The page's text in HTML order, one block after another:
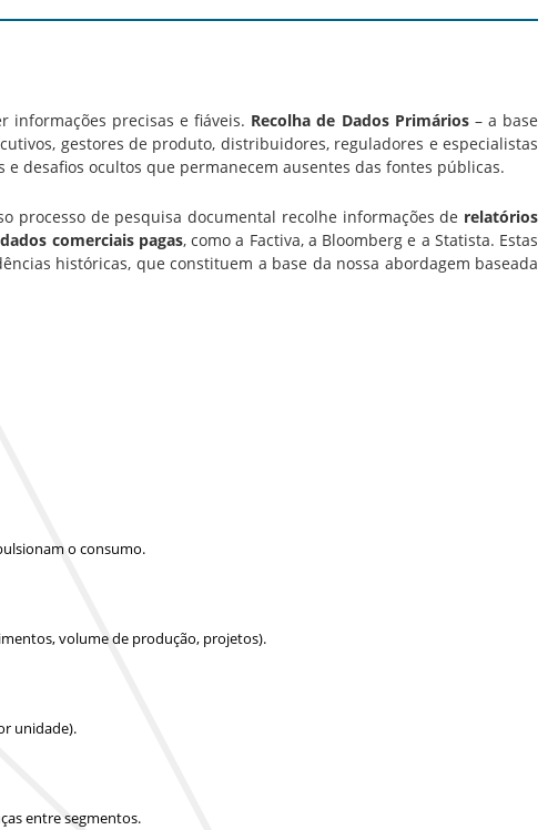
informações precisas e fiáveis. Recolha de Dados Primários– a base
gestores de produto, distribuidores, reguladores e especialistas
desafios ocultos que permanecem ausentes das fontes públicas.
processo de pesquisa documental recolhe informações de relatórios
comerciais pagas, como a Factiva, a Bloomberg e a Statista. Estas
históricas, que constituem a base da nossa abordagem baseada
o consumo.
volume de produção, projetos).
unidade).
entre segmentos.